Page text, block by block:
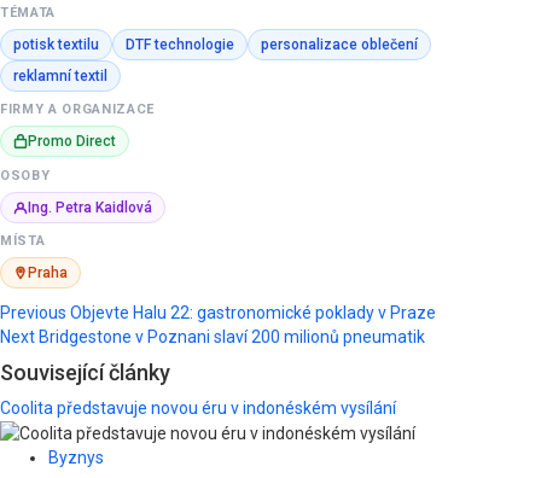
TÉMATA
potisk textilu DTF technologie
personalizace oblečení
reklamní textil
FIRMY A ORGANIZACE
Promo Direct
OSOBY
Ing. Petra Kaidlová
MÍSTA
Praha
Post
navigation
Previous Objevte Halu 22: gastronomické poklady v Praze
Next Bridgestone v Poznani slaví 200 milionů pneumatik
Související články
Coolita představuje novou éru v indonéském vysílání
Byznys